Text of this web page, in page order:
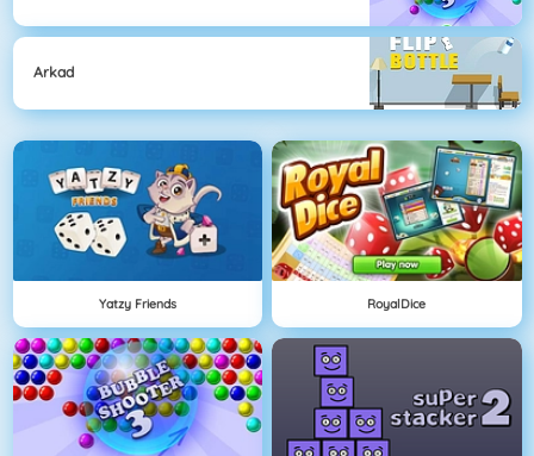
Arkad
Yatzy Friends RoyalDice